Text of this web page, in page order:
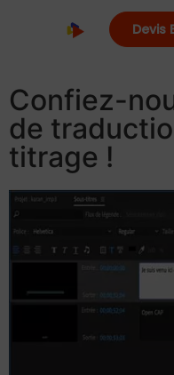
Devis
Confiez-
de
titrage !